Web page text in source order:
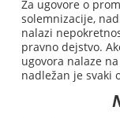
Za ugovore o
solemnizacije,
nalazi
pravno dejstvo.
ugovora nalaze
nadležan je svaki